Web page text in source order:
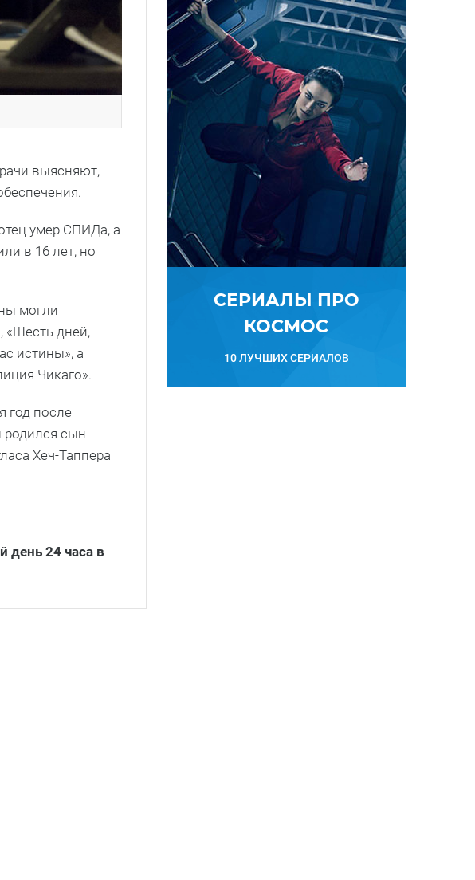
выясняют,
умер СПИДа, а
в 16 лет, но
могли
«Шесть дней,
истины», а
Чикаго».
год после
родился сын
Хеч-Таппера
24 часа в
СЕРИАЛЫ ПРО
КОСМОС
10 ЛУЧШИХ СЕРИАЛОВ